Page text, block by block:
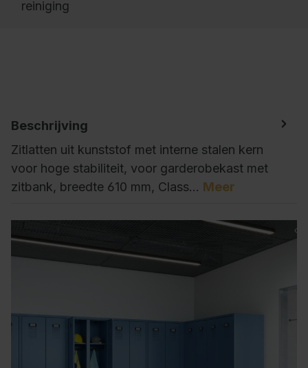
reiniging
Beschrijving
Zitlatten uit kunststof met interne stalen kern
voor hoge stabiliteit, voor garderobekast met
zitbank, breedte 610 mm, Class… Meer